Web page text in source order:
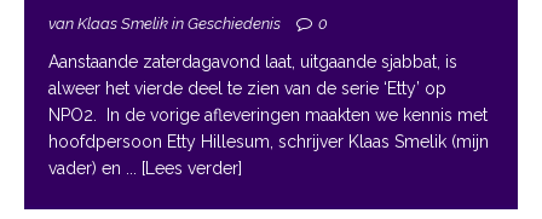
van Klaas Smelik in Geschiedenis 0
Aanstaande zaterdagavond laat, uitgaande sjabbat, is
alweer het vierde deel te zien van de serie ‘Etty’ op
NPO2. In de vorige afleveringen maakten we kennis met
hoofdpersoon Etty Hillesum, schrijver Klaas Smelik (mijn
vader) en
... [Lees verder]